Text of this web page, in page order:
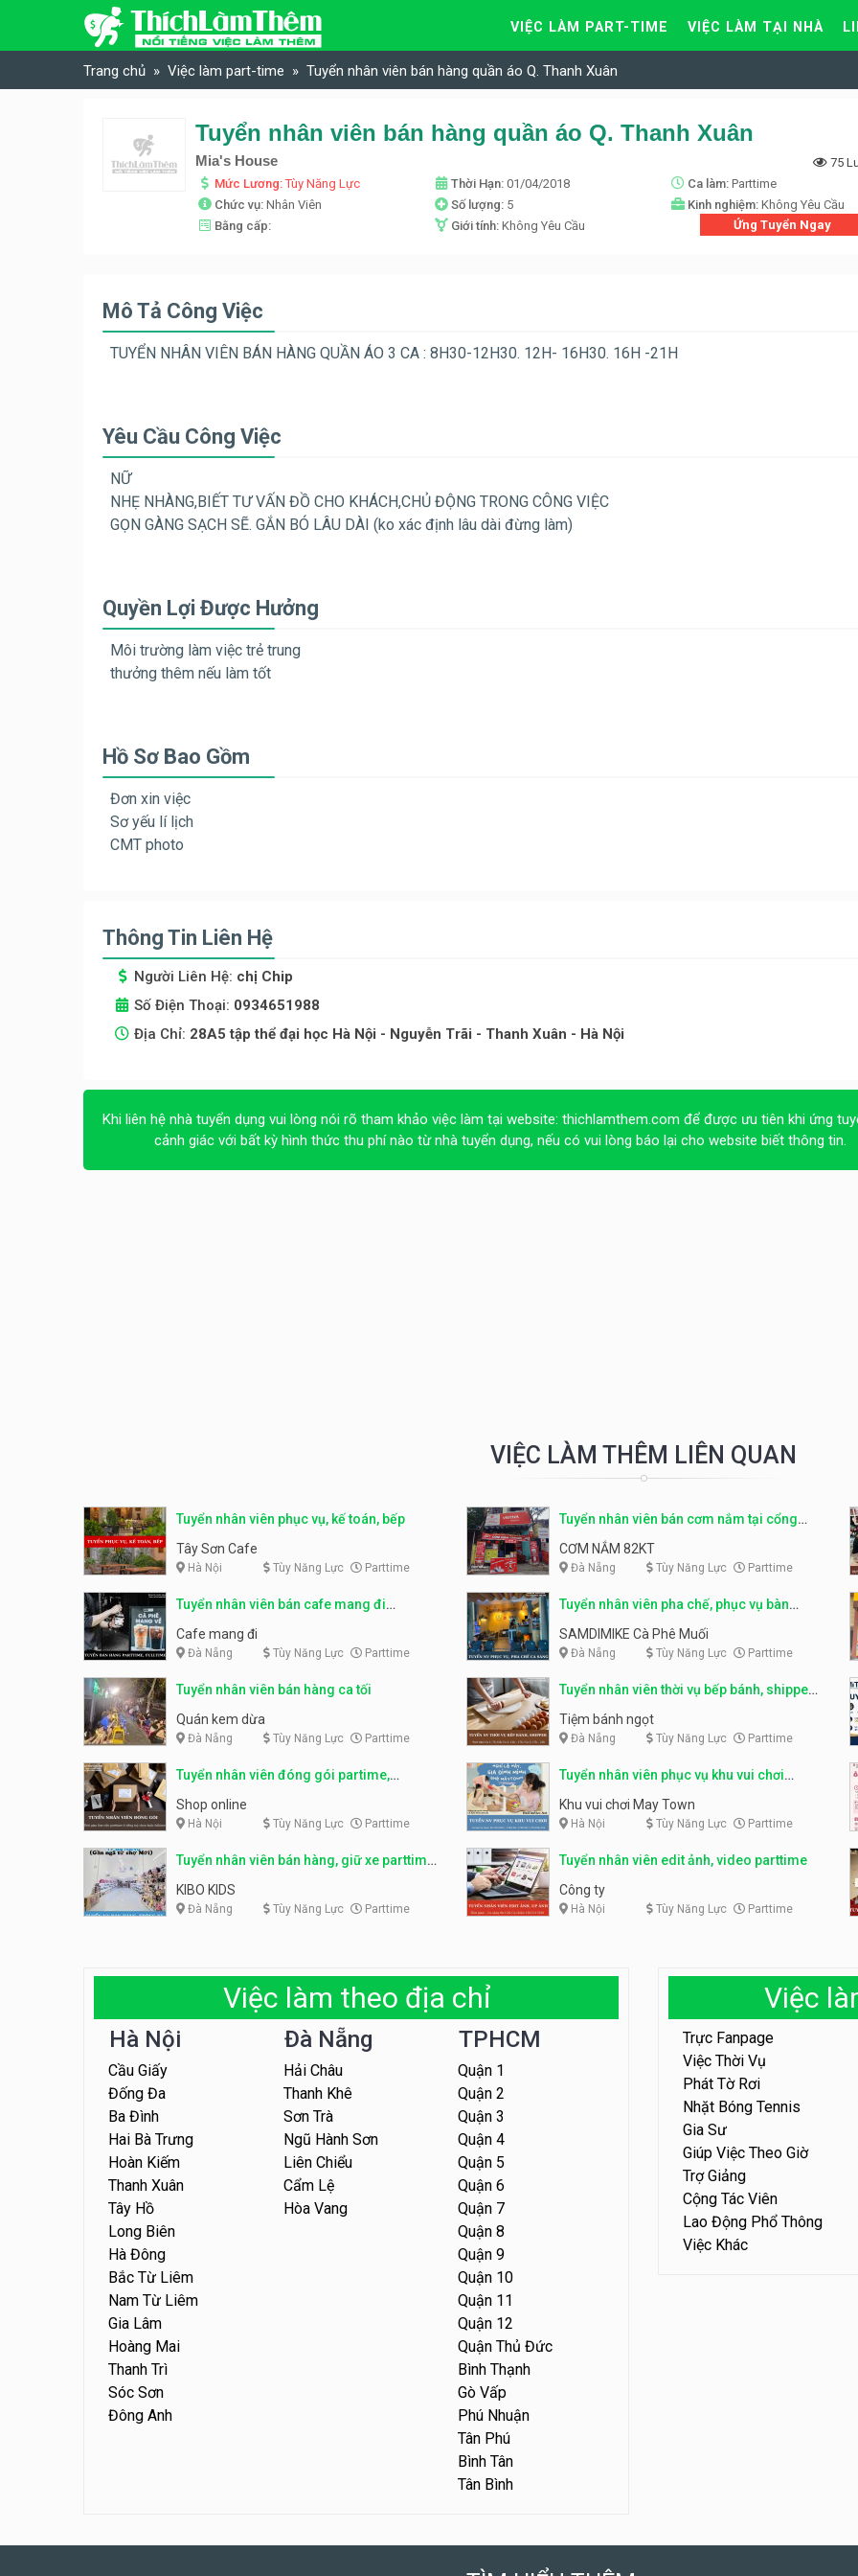
Skip to content
VIỆC LÀM PART-TIME VIỆC LÀM TẠI NHÀ
Trang chủ Việc làm part-time Tuyển nhân viên bán hàng quần áo Q. Thanh Xuân
Tuyển nhân viên bán hàng quần áo Q. Thanh Xuân
Mia's House
75
Mức Lương:Tùy Năng Lực Thời Hạn: 01/04/2018 Ca làm: Parttime
Chức vụ: Nhân Viên Số lượng: 5 Kinh nghiệm: Không Yêu Cầu
Bằng cấp:
Giới tính: Không Yêu Cầu Ứng Tuyển Ngay
Mô Tả Công Việc
TUYỂN NHÂN VIÊN BÁN HÀNG QUẦN ÁO 3 CA : 8H30-12H30. 12H- 16H30. 16H -21H
Yêu Cầu Công Việc
NỮ
NHẸ NHÀNG,BIẾT TƯ VẤN ĐỒ CHO KHÁCH,CHỦ ĐỘNG TRONG CÔNG VIỆC
GỌN GÀNG SẠCH SẼ. GẮN BÓ LÂU DÀI (ko xác định lâu dài đừng làm)
Quyền Lợi Được Hưởng
Môi trường làm việc trẻ trung
thưởng thêm nếu làm tốt
Hồ Sơ Bao Gồm
Đơn xin việc
Sơ yếu lí lịch
CMT photo
Thông Tin Liên Hệ
Người Liên Hệ: chị Chip
Số Điện Thoại: 0934651988
Địa Chỉ: 28A5 tập thể đại học Hà Nội - Nguyễn Trãi - Thanh Xuân - Hà Nội
Khi liên hệ nhà tuyển dụng vui lòng nói rõ tham khảo việc làm tại website: thichlamthem.com để được ưu tiên khi ứng
cảnh giác với bất kỳ hình thức thu phí nào từ nhà tuyển dụng, nếu có vui lòng báo lại cho website biết thông tin.
VIỆC LÀM THÊM LIÊN QUAN
Tuyển nhân viên phục vụ, kế toán, bếp
Tây Sơn Cafe
Hà Nội Tùy Năng Lực Parttime
Tuyển nhân viên bán cơm nắm tại cổng
trường
CƠM NẮM 82KT
Đà Nẵng Tùy Năng Lực Parttime
Tuyển nhân viên bán cafe mang đi
parttime, fulltime
Cafe mang đi
Đà Nẵng Tùy Năng Lực Parttime
Tuyển nhân viên pha chế, phục vụ bàn
parttime
SAMDIMIKE Cà Phê Muối
Đà Nẵng Tùy Năng Lực Parttime
Tuyển nhân viên bán hàng ca tối
Quán kem dừa
Đà Nẵng Tùy Năng Lực Parttime
Tuyển nhân viên thời vụ bếp bánh, shipper
parttime
Tiệm bánh ngọt
Đà Nẵng Tùy Năng Lực Parttime
Tuyển nhân viên đóng gói partime,
fulltime
Shop online
Hà Nội Tùy Năng Lực Parttime
Tuyển nhân viên phục vụ khu vui chơi
parttime linh động
Khu vui chơi May Town
Hà Nội Tùy Năng Lực Parttime
Tuyển nhân viên bán hàng, giữ xe parttime
– Kibo Kid
KIBO KIDS
Đà Nẵng Tùy Năng Lực Parttime
Tuyển nhân viên edit ảnh, video parttime
Công ty
Hà Nội Tùy Năng Lực Parttime
Việc làm theo địa chỉ
Hà Nội
Cầu Giấy
Đống Đa
Ba Đình
Hai Bà Trưng
Hoàn Kiếm
Thanh Xuân
Tây Hồ
Long Biên
Hà Đông
Bắc Từ Liêm
Nam Từ Liêm
Gia Lâm
Hoàng Mai
Thanh Trì
Sóc Sơn
Đông Anh
Đà Nẵng
Hải Châu
Thanh Khê
Sơn Trà
Ngũ Hành Sơn
Liên Chiểu
Cẩm Lệ
Hòa Vang
TPHCM
Quận 1
Quận 2
Quận 3
Quận 4
Quận 5
Quận 6
Quận 7
Quận 8
Quận 9
Quận 10
Quận 11
Quận 12
Quận Thủ Đức
Bình Thạnh
Gò Vấp
Phú Nhuận
Tân Phú
Bình Tân
Tân Bình
Việc
Trực Fanpage
Việc Thời Vụ
Phát Tờ Rơi
Nhặt Bóng Tennis
Gia Sư
Giúp Việc Theo Giờ
Trợ Giảng
Cộng Tác Viên
Lao Động Phổ Thông
Việc Khác